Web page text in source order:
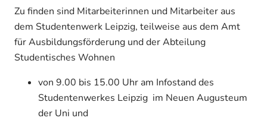
Zu finden sind Mitarbeiterinnen und Mitarbeiter aus
dem Studentenwerk Leipzig, teilweise aus dem Amt
für Ausbildungsförderung und der Abteilung
Studentisches Wohnen
von 9.00 bis 15.00 Uhr am Infostand des
Studentenwerkes Leipzig im Neuen Augusteum
der Uni und